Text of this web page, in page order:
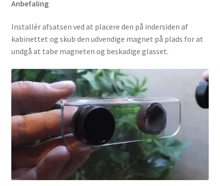
Anbefaling
Installér afsatsen ved at placere den på indersiden af
kabinettet og skub den udvendige magnet på plads for at
undgå at tabe magneten og beskadige glasset.